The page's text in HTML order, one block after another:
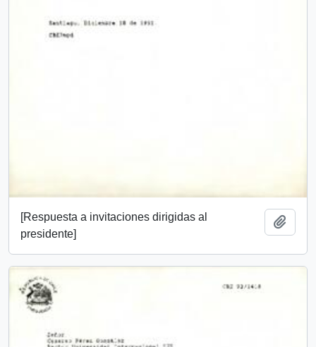
[Respuesta a invitaciones dirigidas al
presidente]